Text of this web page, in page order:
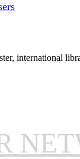
international